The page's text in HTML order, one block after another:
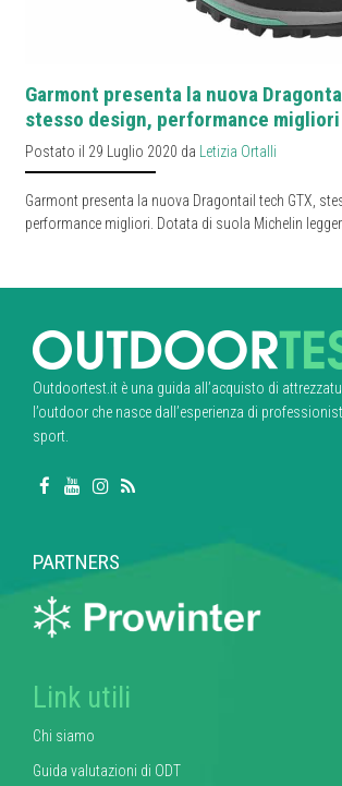
Garmont presenta la nuova
stesso design, performance migliori
Postato il 29 Luglio 2020 da Letizia Ortalli
Garmont presenta la nuova Dragontail tech GTX,
performance migliori. Dotata di suola Michelin
Outdoortest.it è una guida all’acquisto di
l’outdoor che nasce dall’esperienza di
sport.
PARTNERS
Link utili
Chi siamo
Guida valutazioni di ODT